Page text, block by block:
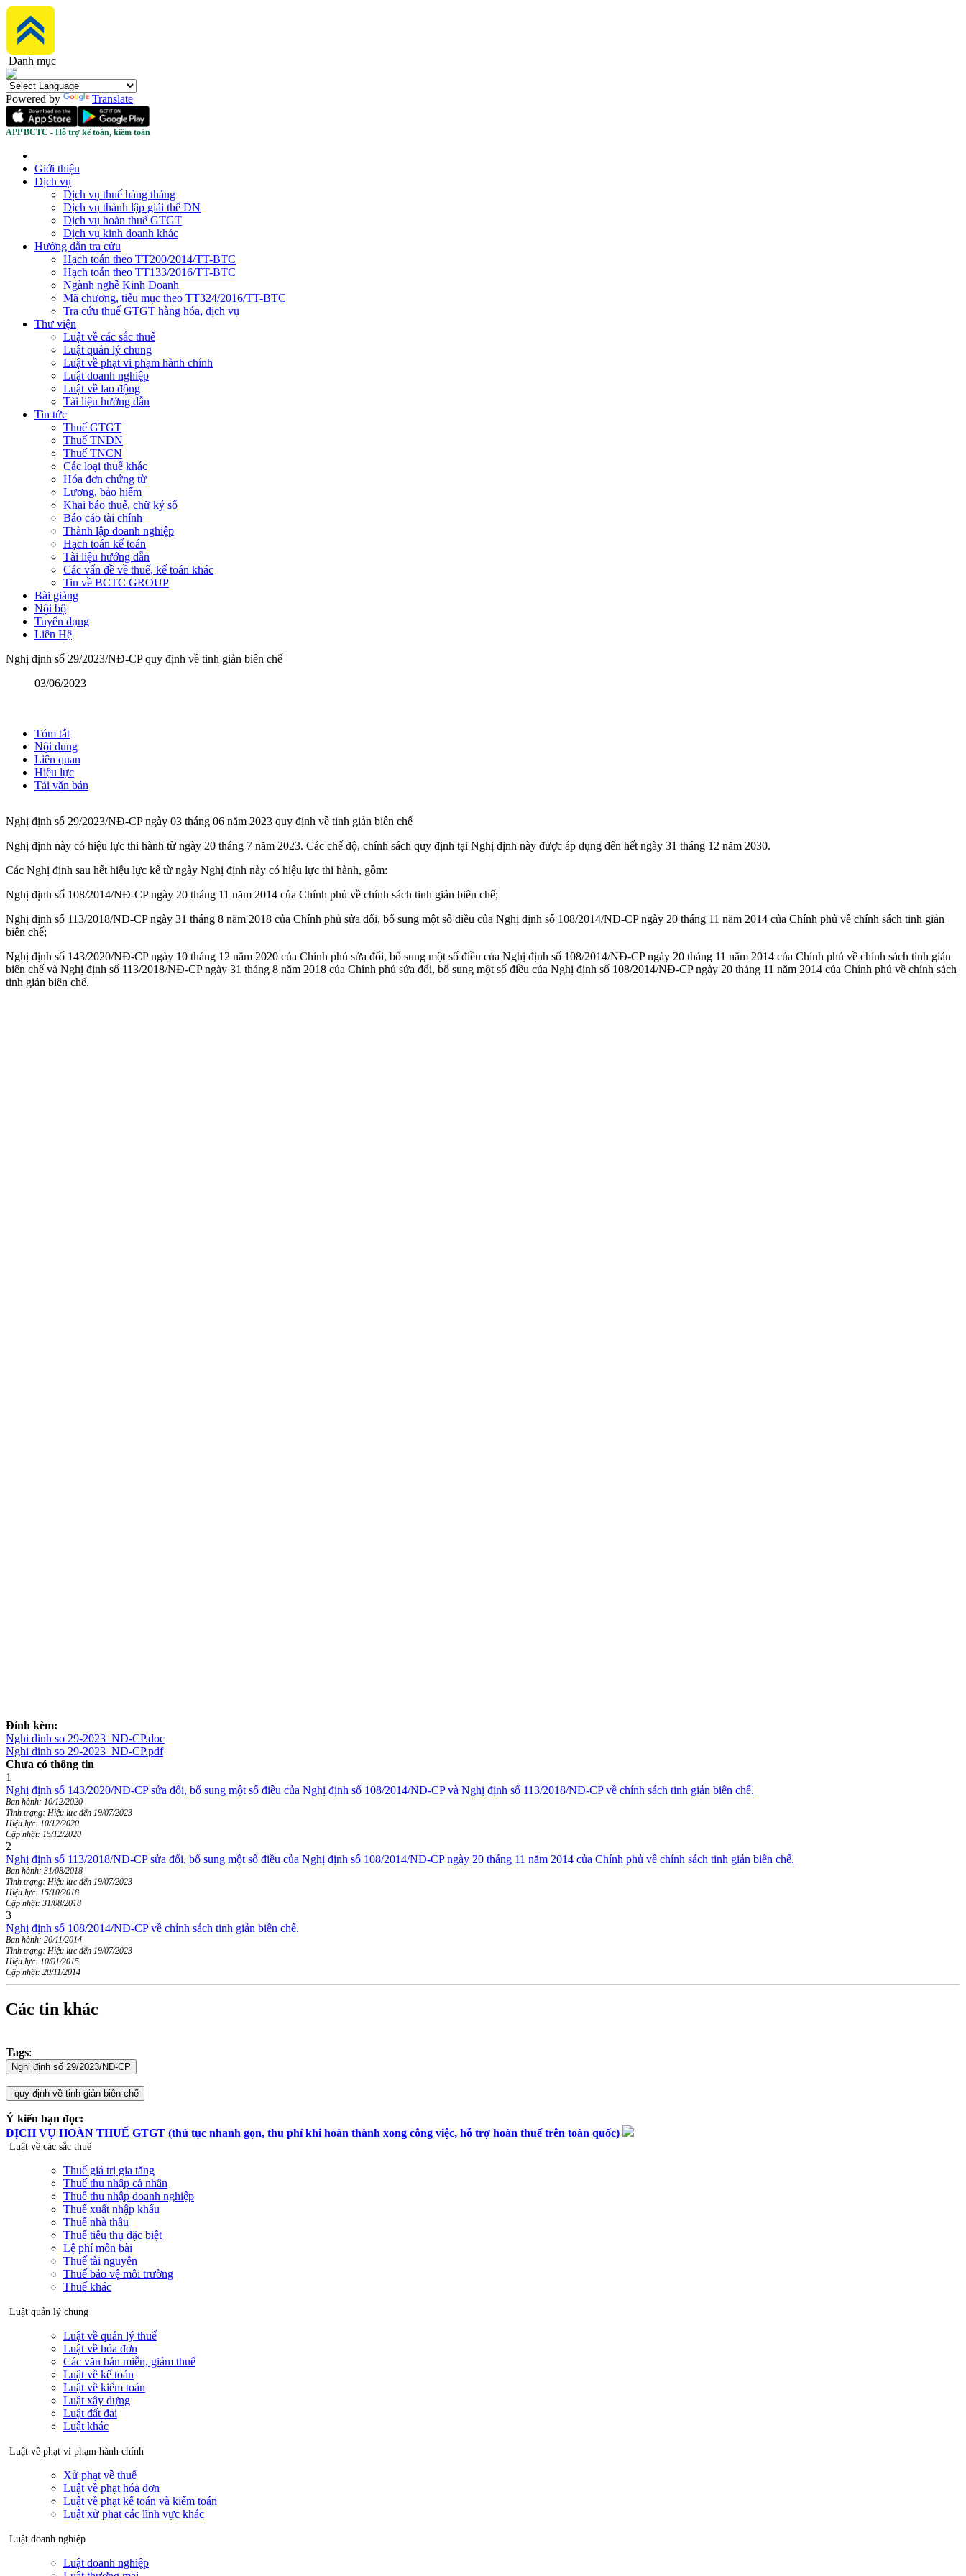
Danh mục
Powered by Translate
APP BCTC - Hỗ trợ kế toán, kiểm toán
Giới thiệu
Dịch vụ
Dịch vụ thuế hàng tháng
Dịch vụ thành lập giải thể DN
Dịch vụ hoàn thuế GTGT
Dịch vụ kinh doanh khác
Hướng dẫn tra cứu
Hạch toán theo TT200/2014/TT-BTC
Hạch toán theo TT133/2016/TT-BTC
Ngành nghề Kinh Doanh
Mã chương, tiểu mục theo TT324/2016/TT-BTC
Tra cứu thuế GTGT hàng hóa, dịch vụ
Thư viện
Luật về các sắc thuế
Luật quản lý chung
Luật về phạt vi phạm hành chính
Luật doanh nghiệp
Luật về lao động
Tài liệu hướng dẫn
Tin tức
Thuế GTGT
Thuế TNDN
Thuế TNCN
Các loại thuế khác
Hóa đơn chứng từ
Lương, bảo hiểm
Khai báo thuế, chữ ký số
Báo cáo tài chính
Thành lập doanh nghiệp
Hạch toán kế toán
Tài liệu hướng dẫn
Các vấn đề về thuế, kế toán khác
Tin về BCTC GROUP
Bài giảng
Nội bộ
Tuyển dụng
Liên Hệ
Nghị định số 29/2023/NĐ-CP quy định về tinh giản biên chế
03/06/2023
Tóm tắt
Nội dung
Liên quan
Hiệu lực
Tải văn bản
Nghị định số 29/2023/NĐ-CP ngày 03 tháng 06 năm 2023 quy định về tinh giản biên chế
Nghị định này có hiệu lực thi hành từ ngày 20 tháng 7 năm 2023. Các chế độ, chính sách quy định tại Nghị định này được áp dụng đến hết ngày 31 tháng 12 năm 2030.
Các Nghị định sau hết hiệu lực kể từ ngày Nghị định này có hiệu lực thi hành, gồm:
Nghị định số 108/2014/NĐ-CP ngày 20 tháng 11 năm 2014 của Chính phủ về chính sách tinh giản biên chế;
Nghị định số 113/2018/NĐ-CP ngày 31 tháng 8 năm 2018 của Chính phủ sửa đổi, bổ sung một số điều của Nghị định số 108/2014/NĐ-CP ngày 20 tháng 11 năm 2014 của Chính phủ về chính sách tinh giản
biên chế;
Nghị định số 143/2020/NĐ-CP ngày 10 tháng 12 năm 2020 của Chính phủ sửa đổi, bổ sung một số điều của Nghị định số 108/2014/NĐ-CP ngày 20 tháng 11 năm 2014 của Chính phủ về chính sách tinh giản
biên chế và Nghị định số 113/2018/NĐ-CP ngày 31 tháng 8 năm 2018 của Chính phủ sửa đổi, bổ sung một số điều của Nghị định số 108/2014/NĐ-CP ngày 20 tháng 11 năm 2014 của Chính phủ về chính sách
tinh giản biên chế.
Đính kèm:
Nghi dinh so 29-2023_ND-CP.doc
Nghi dinh so 29-2023_ND-CP.pdf
Chưa có thông tin
1
Nghị định số 143/2020/NĐ-CP sửa đổi, bổ sung một số điều của Nghị định số 108/2014/NĐ-CP và Nghị định số 113/2018/NĐ-CP về chính sách tinh giản biên chế.
Ban hành: 10/12/2020
Tình trạng: Hiệu lực đến 19/07/2023
Hiệu lực: 10/12/2020
Cập nhật: 15/12/2020
2
Nghị định số 113/2018/NĐ-CP sửa đổi, bổ sung một số điều của Nghị định số 108/2014/NĐ-CP ngày 20 tháng 11 năm 2014 của Chính phủ về chính sách tinh giản biên chế.
Ban hành: 31/08/2018
Tình trạng: Hiệu lực đến 19/07/2023
Hiệu lực: 15/10/2018
Cập nhật: 31/08/2018
3
Nghị định số 108/2014/NĐ-CP về chính sách tinh giản biên chế.
Ban hành: 20/11/2014
Tình trạng: Hiệu lực đến 19/07/2023
Hiệu lực: 10/01/2015
Cập nhật: 20/11/2014
Các tin khác
Tags:
Ý kiến bạn đọc:
DỊCH VỤ HOÀN THUẾ GTGT (thủ tục nhanh gọn, thu phí khi hoàn thành xong công việc, hỗ trợ hoàn thuế trên toàn quốc)
Luật về các sắc thuế
Thuế giá trị gia tăng
Thuế thu nhập cá nhân
Thuế thu nhập doanh nghiệp
Thuế xuất nhập khẩu
Thuế nhà thầu
Thuế tiêu thụ đặc biệt
Lệ phí môn bài
Thuế tài nguyên
Thuế bảo vệ môi trường
Thuế khác
Luật quản lý chung
Luật về quản lý thuế
Luật về hóa đơn
Các văn bản miễn, giảm thuế
Luật về kế toán
Luật về kiểm toán
Luật xây dựng
Luật đất đai
Luật khác
Luật về phạt vi phạm hành chính
Xử phạt về thuế
Luật về phạt hóa đơn
Luật về phạt kế toán và kiểm toán
Luật xử phạt các lĩnh vực khác
Luật doanh nghiệp
Luật doanh nghiệp